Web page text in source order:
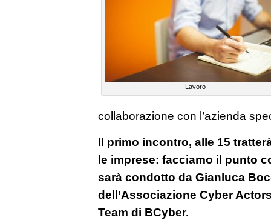
Lavoro
collaborazione con l’azienda
Il primo incontro, alle 15
le imprese: facciamo il punto
sarà condotto da Gianluca
dell’Associazione Cyber
Team di BCyber.